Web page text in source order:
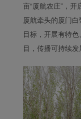
亩“厦航农庄”，
厦航牵头的厦门
目标，开展有特
目，传播可持续发